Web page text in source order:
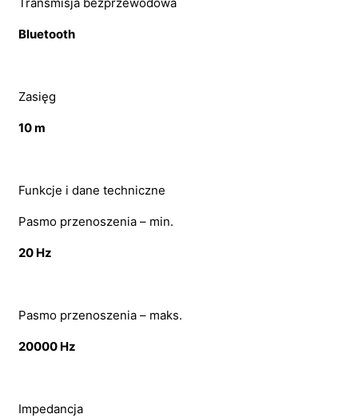
Bluetooth
Zasięg
10 m
Funkcje i dane techniczne
Pasmo przenoszenia – min.
20 Hz
Pasmo przenoszenia – maks.
20000 Hz
Impedancja